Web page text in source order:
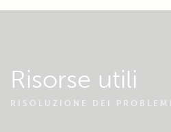
Risorse utili
RISOLUZIONE DEI PROBLEMI